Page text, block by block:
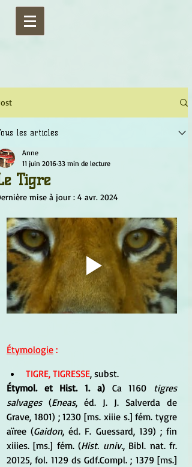
les articles
Tigre
Anne
11 juin 2016 33 min de lecture
mise à jour : 4 avr. 2024
Étymologie :
TIGRE, TIGRESSE, subst.
Étymol. et Hist. 1. a) Ca 1160 tigres
salvages (Eneas, éd. J. J. Salverda de
Grave, 1801) ; 1230 [ms. xiiie s.] fém. tygre
aïree (Gaidon, éd. F. Guessard, 139) ; fin
xiiies. [ms.] fém. (Hist. univ., Bibl. nat. fr.
20125, fol. 1129 ds Gdf.Compl. ; 1379 [ms.]